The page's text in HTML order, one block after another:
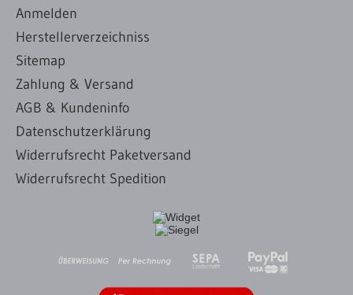
Anmelden
Herstellerverzeichniss
Sitemap
Zahlung & Versand
AGB & Kundeninfo
Datenschutzerklärung
Widerrufsrecht Paketversand
Widerrufsrecht Spedition